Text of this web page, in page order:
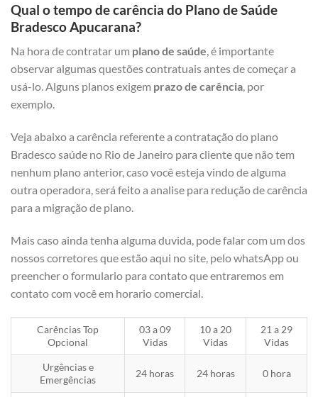
Qual o tempo de carência do Plano de Saúde
Bradesco Apucarana?
Na hora de contratar um plano de saúde, é importante
observar algumas questões contratuais antes de começar a
usá-lo. Alguns planos exigem prazo de carência, por
exemplo.
Veja abaixo a carência referente a contratação do plano
Bradesco saúde no Rio de Janeiro para cliente que não tem
nenhum plano anterior, caso você esteja vindo de alguma
outra operadora, será feito a analise para redução de carência
para a migração de plano.
Mais caso ainda tenha alguma duvida, pode falar com um dos
nossos corretores que estão aqui no site, pelo whatsApp ou
preencher o formulario para contato que entraremos em
contato com você em horario comercial.
Carências Top
Opcional
03 a 09
Vidas
10 a 20
Vidas
21 a 29
Vidas
Urgências e
Emergências
24 horas 24 horas 0 hora